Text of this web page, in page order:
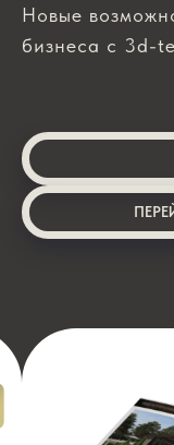
Новые
бизнеса с 3d-